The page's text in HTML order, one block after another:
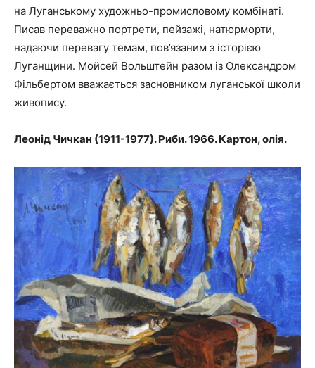
на Луганському художньо-промисловому комбінаті.
Писав переважно портрети, пейзажі, натюрморти,
надаючи перевагу темам, пов’язаним з історією
Луганщини. Мойсей Вольштейн разом із Олександром
Фільбертом вважається засновником луганської школи
живопису.
Леонід Чичкан (1911-1977). Риби. 1966. Картон, олія.